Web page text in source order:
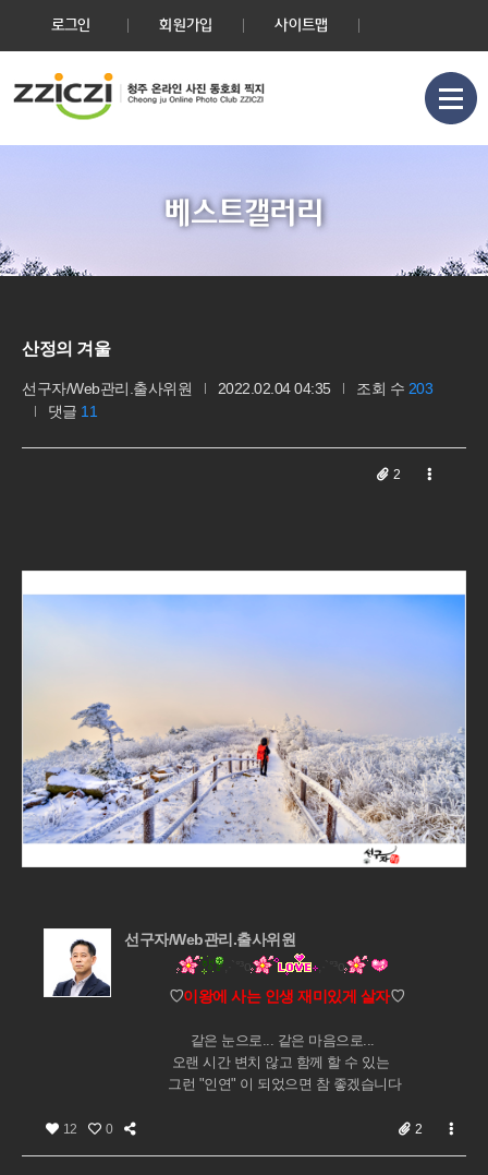
로그인 회원가입 사이트맵
베스트갤러리
산정의 겨울
선구자/Web관리.출사위원 2022.02.04 04:35 조회 수 203
댓글 11
2
선구자/Web관리.출사위원
,·`°³о ,·`°³о
♡이왕에 사는 인생 재미있게 살자♡
같은 눈으로... 같은 마음으로...
오랜 시간 변치 않고 함께 할 수 있는
그런 "인연" 이 되었으면 참 좋겠습니다
12 0 2